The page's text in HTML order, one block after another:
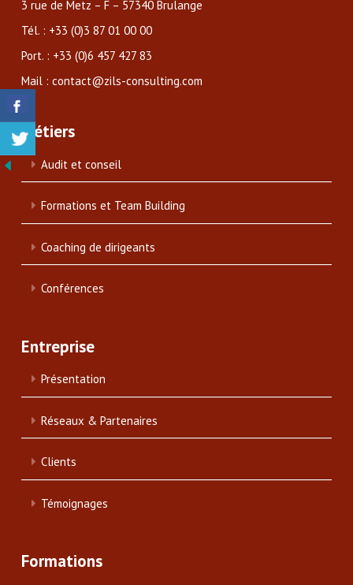
3 rue de Metz – F – 57340 Brulange
Tél. : +33 (0)3 87 01 00 00
Port. : +33 (0)6 457 427 83
Mail : contact@zils-consulting.com
Métiers
Audit et conseil
Formations et Team Building
Coaching de dirigeants
Conférences
Entreprise
Présentation
Réseaux & Partenaires
Clients
Témoignages
Formations